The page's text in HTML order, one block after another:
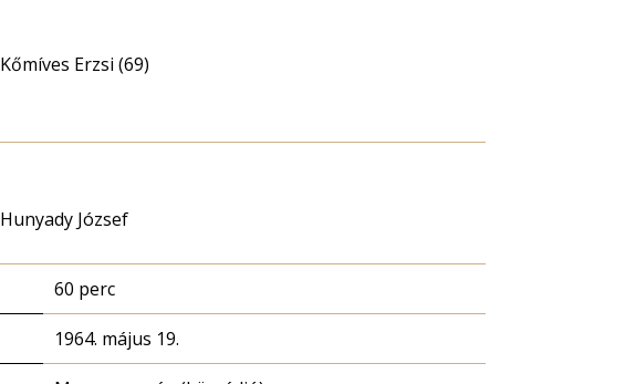
Kőmíves Erzsi (69)
Hunyady József
60 perc
1964. május 19.